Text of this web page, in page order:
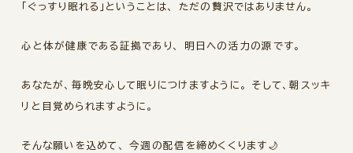
「ぐっすり眠れる」ということは、 ただの贅沢ではありません。
心と体が健康である証拠であり、 明日への活力の源です。
あなたが、毎晩安心して眠りにつけますように。 そして、朝スッキ
リと目覚められますように。
そんな願いを込めて、 今週の配信を締めくくります🌙